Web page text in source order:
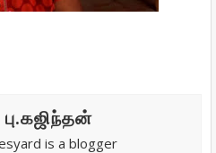
is a blogger